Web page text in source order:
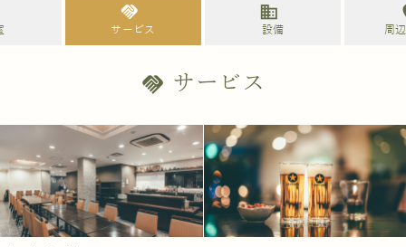
handshake
サービス
business
設備 周
handshake サービス